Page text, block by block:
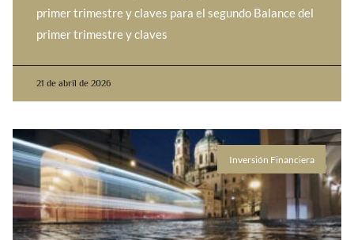
primer trimestre y claves para el segundo Balance del
primer trimestre y claves
21 de abril de 2026
Inversión Financiera